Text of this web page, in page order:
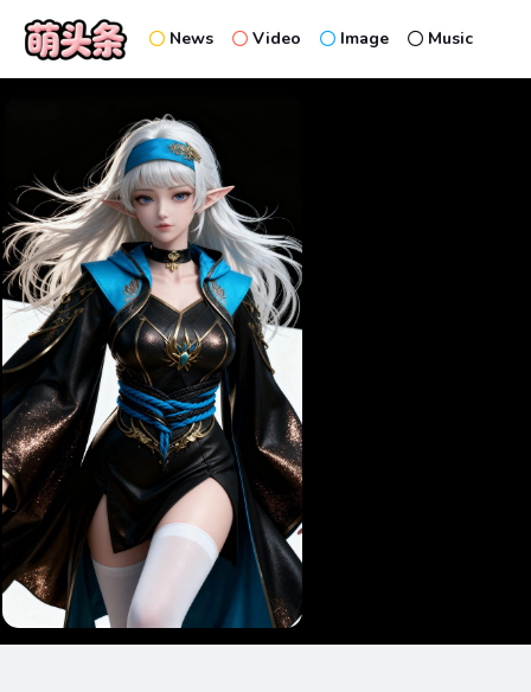
News Video Image Music